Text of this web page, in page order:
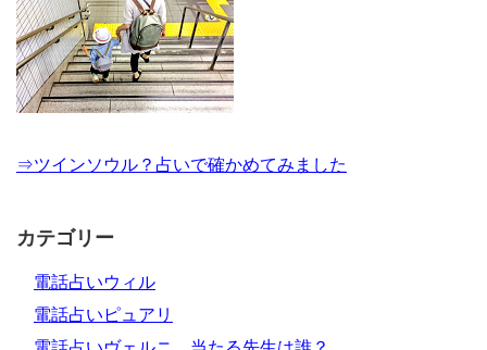
⇒ツインソウル？占いで確かめてみました
カテゴリー
電話占いウィル
電話占いピュアリ